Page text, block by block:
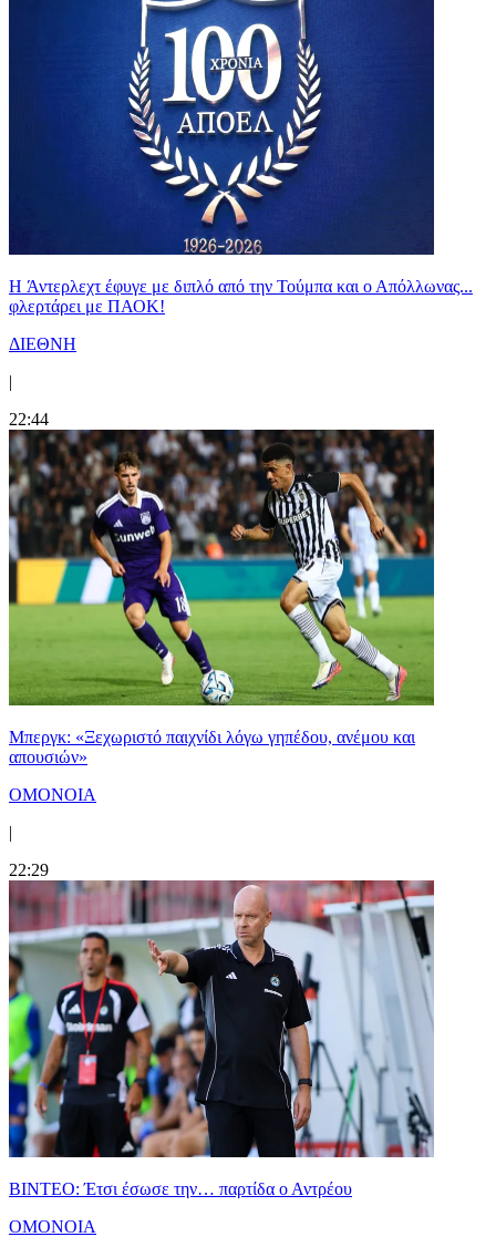
H Άντερλεχτ έφυγε με διπλό από την Τούμπα και ο Απόλλωνας...
φλερτάρει με ΠΑΟΚ!
ΔΙΕΘΝΗ
|
22:44
Μπεργκ: «Ξεχωριστό παιχνίδι λόγω γηπέδου, ανέμου και
απουσιών»
ΟΜΟΝΟΙΑ
|
22:29
ΒΙΝΤΕΟ: Έτσι έσωσε την… παρτίδα ο Αντρέου
ΟΜΟΝΟΙΑ